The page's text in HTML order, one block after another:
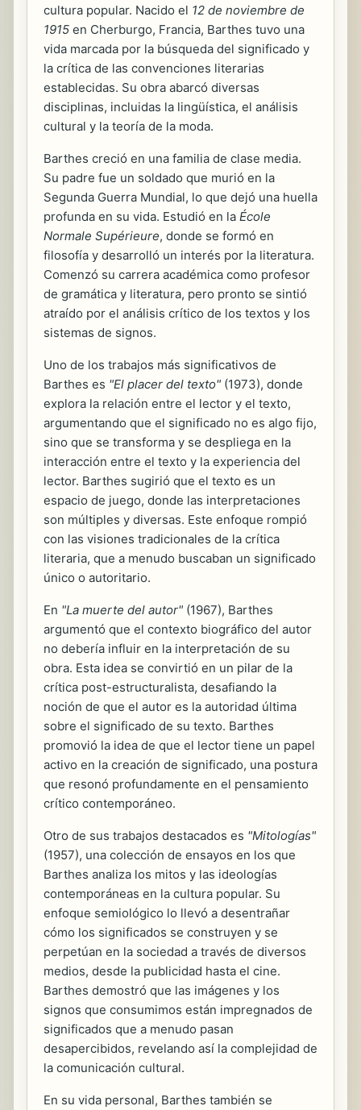
cultura popular. Nacido el 12 de noviembre de
1915 en Cherburgo, Francia, Barthes tuvo una
vida marcada por la búsqueda del significado y
la crítica de las convenciones literarias
establecidas. Su obra abarcó diversas
disciplinas, incluidas la lingüística, el análisis
cultural y la teoría de la moda.
Barthes creció en una familia de clase media.
Su padre fue un soldado que murió en la
Segunda Guerra Mundial, lo que dejó una huella
profunda en su vida. Estudió en la École
Normale Supérieure, donde se formó en
filosofía y desarrolló un interés por la literatura.
Comenzó su carrera académica como profesor
de gramática y literatura, pero pronto se sintió
atraído por el análisis crítico de los textos y los
sistemas de signos.
Uno de los trabajos más significativos de
Barthes es "El placer del texto" (1973), donde
explora la relación entre el lector y el texto,
argumentando que el significado no es algo fijo,
sino que se transforma y se despliega en la
interacción entre el texto y la experiencia del
lector. Barthes sugirió que el texto es un
espacio de juego, donde las interpretaciones
son múltiples y diversas. Este enfoque rompió
con las visiones tradicionales de la crítica
literaria, que a menudo buscaban un significado
único o autoritario.
En "La muerte del autor" (1967), Barthes
argumentó que el contexto biográfico del autor
no debería influir en la interpretación de su
obra. Esta idea se convirtió en un pilar de la
crítica post-estructuralista, desafiando la
noción de que el autor es la autoridad última
sobre el significado de su texto. Barthes
promovió la idea de que el lector tiene un papel
activo en la creación de significado, una postura
que resonó profundamente en el pensamiento
crítico contemporáneo.
Otro de sus trabajos destacados es "Mitologías"
(1957), una colección de ensayos en los que
Barthes analiza los mitos y las ideologías
contemporáneas en la cultura popular. Su
enfoque semiológico lo llevó a desentrañar
cómo los significados se construyen y se
perpetúan en la sociedad a través de diversos
medios, desde la publicidad hasta el cine.
Barthes demostró que las imágenes y los
signos que consumimos están impregnados de
significados que a menudo pasan
desapercibidos, revelando así la complejidad de
la comunicación cultural.
En su vida personal, Barthes también se